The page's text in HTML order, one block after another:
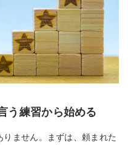
う練習から始める
ません。まずは、頼まれた